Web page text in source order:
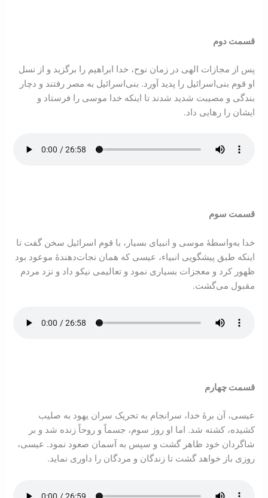
قسمت دوم
پس از مجازات الهی در زمان نوح، خدا ابراهیم را بر‌گزید و از نسل
او قوم بنی‌اسرائیل را پدید آورد. بنی‌اسرائیل به مصر رفتند و دچار
بندگی و مصیبت شديد شدند تا اینکه خدا موسی را فرستاد و
ایشان را رهایی داد.
قسمت سوم
خدا به‌واسطۀ موسی و انبیای بسیار، با قوم اسرائیل سخن گفت تا
اینکه طبق پیشگویی انبياء، عیسی که همان نجات‌دهندۀ موعود بود
ظهور کرد و معجزات بسیاری نمود و تعالیمی نیکو داد و نزد مردم
مقبول می‌گشت.
قسمت چهارم
عیسی، آن برۀ خدا، سرانجام به تحریک سران یهود به صلیب
کشیده، کشته شد. اما او روز سوم، جسماً و روحاً زنده شد و بر
شاگردان خود ظاهر گشت و سپس به آسمان صعود نمود. عيسی،
روزی باز خواهد گشت تا زندگان و مردگان را داوری نمايد.